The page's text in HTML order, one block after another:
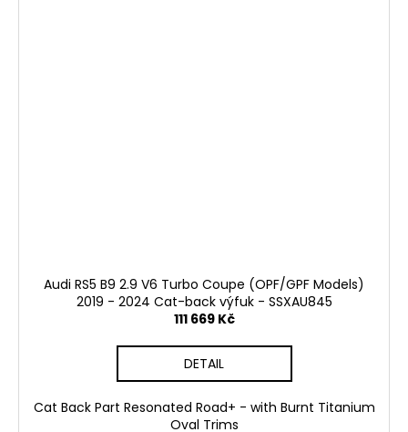
Audi RS5 B9 2.9 V6 Turbo Coupe (OPF/GPF Models)
2019 - 2024 Cat-back výfuk - SSXAU845
111 669 Kč
DETAIL
Cat Back Part Resonated Road+ - with Burnt Titanium
Oval Trims